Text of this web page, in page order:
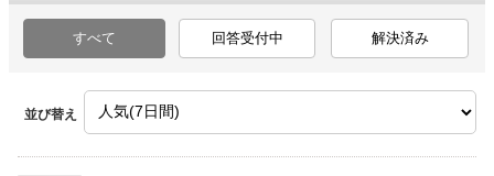
すべて 回答受付中 解決済み
並び替え